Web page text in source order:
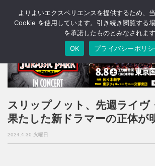
スリップノット、先週ライヴ
果たした新ドラマーの正体が
2024.4.30 火曜日
よりよいエクスペリエンスを提供するため、
Cookie を使用しています。引き続き閲覧する
を承諾したものとみなされます
OK
プライバシーポリシ